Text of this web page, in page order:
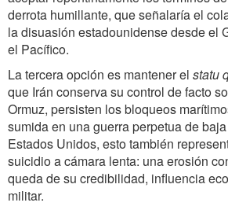
derrota humillante, que señalaría el
la disuasión estadounidense desde el
el Pacífico.
La tercera opción es mantener el statu
que Irán conserva su control de facto
Ormuz, persisten los bloqueos
sumida en una guerra perpetua de
Estados Unidos, esto también
suicidio a cámara lenta: una erosión
queda de su credibilidad, influencia
militar.